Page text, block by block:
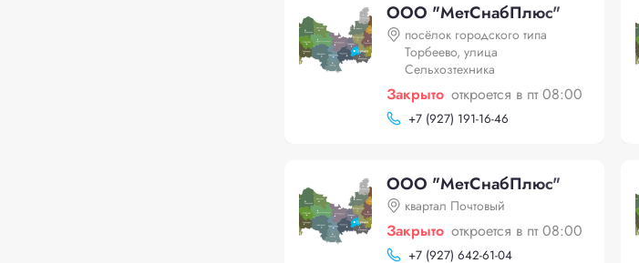
ООО "МетСнабПлюс"
посёлок городского типа
Торбеево, улица
Сельхозтехника
Закрыто откроется в пт 08:00
+7 (927) 191-16-46
ООО "МетСнабПлюс"
квартал Почтовый
Закрыто откроется в пт 08:00
+7 (927) 642-61-04